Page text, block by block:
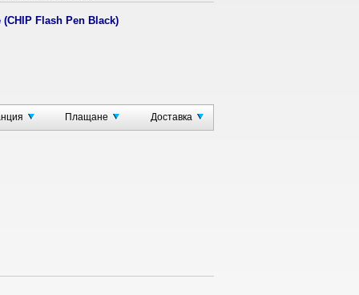
Flash Pen Black)
high quality.
Плащане Доставка